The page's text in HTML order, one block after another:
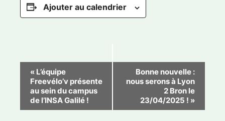
Ajouter au calendrier
i
« L’équipe
Freevélo’v présente
au sein du campus
de l’INSA Galilé !
Bonne nouvelle :
nous serons à Lyon
2 Bron le
23/04/2025 ! »